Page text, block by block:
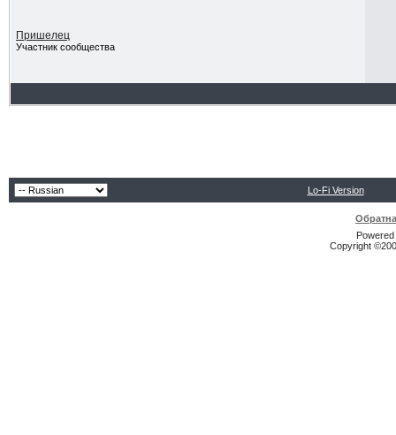
Пришелец
Участник сообщества
Lo-Fi Version
Copyright